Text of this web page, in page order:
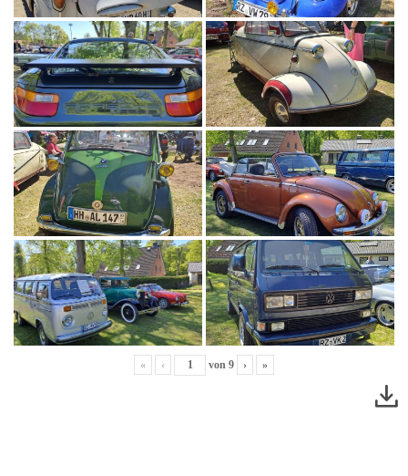
« ‹ von 9 › »